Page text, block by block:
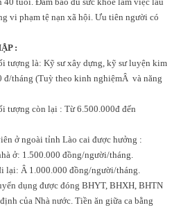
vi phạm tệ nạn xã hội. Ưu tiên người có
:
tượng là: Kỹ sư xây dựng, kỹ sư luyện kim
đ/tháng (Tuỳ theo kinh nghiệmÂ và năng
tượng còn lại : Từ 6.500.000đ đến
ở ngoài tỉnh Lào cai được hưởng :
ở: 1.500.000 đồng/người/tháng.
lại: Â 1.000.000 đồng/người/tháng.
dụng được đóng BHYT, BHXH, BHTN
của Nhà nước. Tiền ăn giữa ca bằng